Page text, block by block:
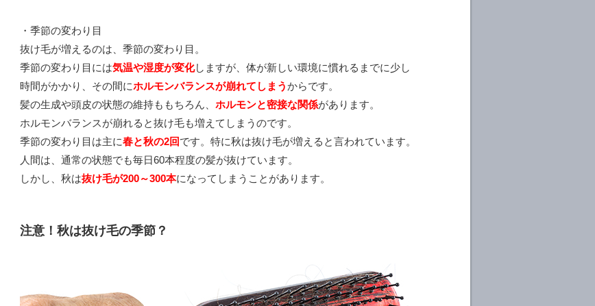
・季節の変わり目
抜け毛が増えるのは、季節の変わり目。
季節の変わり目には気温や湿度が変化しますが、体が新しい環境に慣れるまでに少し
時間がかかり、その間にホルモンバランスが崩れてしまうからです。
髪の生成や頭皮の状態の維持ももちろん、 ホルモンと密接な関係があります。
ホルモンバランスが崩れると抜け毛も増えてしまうのです。
季節の変わり目は主に春と秋の2回です。特に秋は抜け毛が増えると言われています。
人間は、通常の状態でも毎日60本程度の髪が抜けています。
しかし、秋は抜け毛が200～300本になってしまうことがあります。
注意！秋は抜け毛の季節？